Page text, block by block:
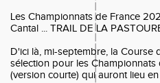
Les Championnats de France
Cantal ... TRAIL DE LA
D'ici là, mi-septembre, la
sélection pour les
(version courte) qui auront lieu